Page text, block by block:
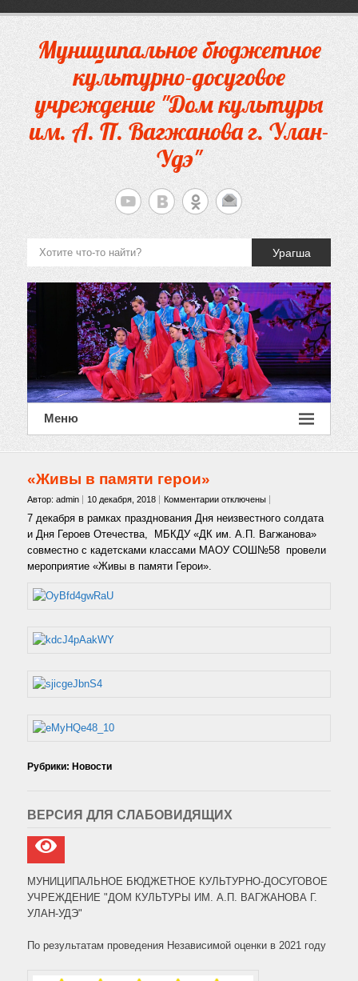
содержимомуМуниципальное бюджетное
культурно-досуговое
учреждение "Дом культуры
им. А. П. Вагжанова г. Улан-
Удэ"
Урагша
Меню
«Живы в памяти герои»
Автор: admin 10 декабря, 2018 Комментариик
в
памяти
отключены
7 декабря в рамках празднования Дня неизвестного солдата
и Дня Героев Отечества, МБКДУ «ДК им. А.П. Вагжанова»
совместно с кадетсками классами МАОУ СОШ№58 провели
мероприятие «Живы в памяти Герои».
Рубрики: Новости
ВЕРСИЯ ДЛЯ СЛАБОВИДЯЩИХ
МУНИЦИПАЛЬНОЕ БЮДЖЕТНОЕ КУЛЬТУРНО-ДОСУГОВОЕ
УЧРЕЖДЕНИЕ "ДОМ КУЛЬТУРЫ ИМ. А.П. ВАГЖАНОВА Г.
УЛАН-УДЭ"
По результатам проведения Независимой оценки в 2021 году